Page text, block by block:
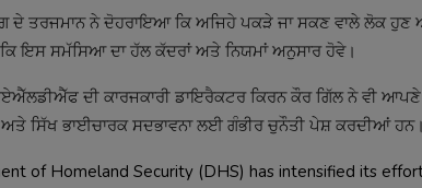
ਦੇ ਤਰਜਮਾਨ ਨੇ ਦੋਹਰਾਇਆ ਕਿ ਅਜਿਹੇ ਪਕੜੇ ਜਾ ਸਕਣ ਵਾਲੇ ਲੋਕ
ਇਸ ਸਮੱਸਿਆ ਦਾ ਹੱਲ ਕੱਦਰਾਂ ਅਤੇ ਨਿਯਮਾਂ ਅਨੁਸਾਰ ਹੋਵੇ।
ਦੀ ਕਾਰਜਕਾਰੀ ਡਾਇਰੈਕਟਰ ਕਿਰਨ ਕੌਰ ਗਿੱਲ ਨੇ ਵੀ ਆਪਣੇ
ਅਤੇ ਸਿੱਖ ਭਾਈਚਾਰਕ ਸਦਭਾਵਨਾ ਲਈ ਗੰਭੀਰ ਚੁਨੌਤੀ ਪੇਸ਼ ਕਰਦੀਆਂ
of Homeland Security (DHS) has intensified its